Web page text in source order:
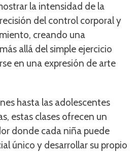
la intensidad de la
del control corporal y
creando una
allá del simple ejercicio
en una expresión de arte
hasta las adolescentes
estas clases ofrecen un
donde cada niña puede
único y desarrollar su propio